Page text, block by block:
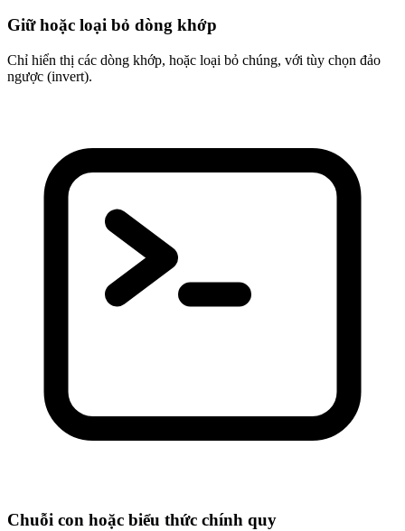
Giữ hoặc loại bỏ dòng khớp
Chỉ hiển thị các dòng khớp, hoặc loại bỏ chúng, với tùy chọn đảo
ngược (invert).
Chuỗi con hoặc biểu thức chính quy